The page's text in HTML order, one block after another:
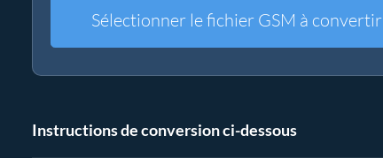
Sélectionner le fichier GSM à convertir
Instructions de conversion ci-dessous